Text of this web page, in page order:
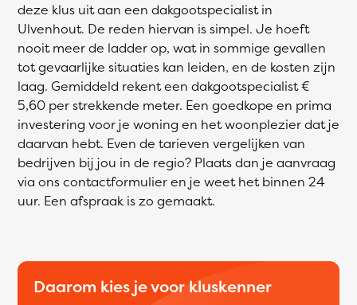
deze klus uit aan een dakgootspecialist in
Ulvenhout. De reden hiervan is simpel. Je hoeft
nooit meer de ladder op, wat in sommige gevallen
tot gevaarlijke situaties kan leiden, en de kosten zijn
laag. Gemiddeld rekent een dakgootspecialist €
5,60 per strekkende meter. Een goedkope en prima
investering voor je woning en het woonplezier dat je
daarvan hebt. Even de tarieven vergelijken van
bedrijven bij jou in de regio? Plaats dan je aanvraag
via ons contactformulier en je weet het binnen 24
uur. Een afspraak is zo gemaakt.
Daarom kies je voor kluskenner